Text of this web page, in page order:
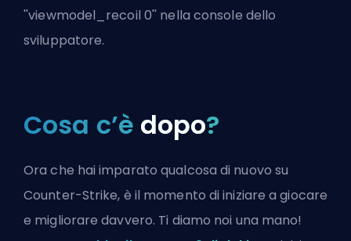
''viewmodel_recoil 0'' nella console dello
sviluppatore.
Cosa c’è dopo?
Ora che hai imparato qualcosa di nuovo su
Counter-Strike, è il momento di iniziare a giocare
e migliorare davvero. Ti diamo noi una mano!